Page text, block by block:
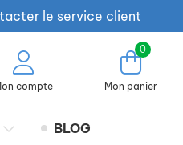
le service client
compte
0
Mon panier
BLOG